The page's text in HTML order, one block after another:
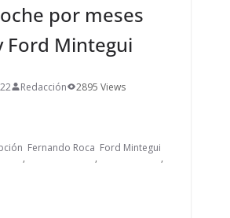
por meses
Ford Mintegui
Redacción 2895 Views
,
Fernando Roca
,
Ford Mintegui
,